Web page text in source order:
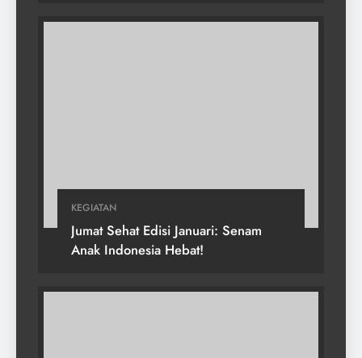
KEGIATAN
Jumat Sehat Edisi Januari: Senam
Anak Indonesia Hebat!